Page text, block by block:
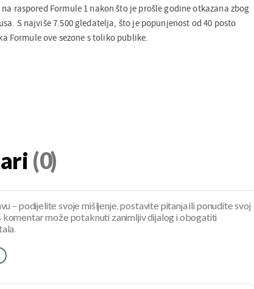
raspored Formule 1 nakon što je prošle godine otkazana zbog
S najviše 7.500 gledatelja, što je popunjenost od 40 posto
Formule ove sezone s toliko publike.
(0)
– podijelite svoje mišljenje, postavite pitanja ili ponudite svoj
komentar može potaknuti zanimljiv dijalog i obogatiti